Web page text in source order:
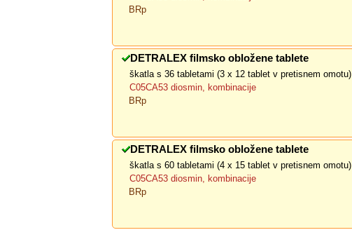
BRp
DETRALEX filmsko obložene tablete
škatla s 36 tabletami (3 x 12 tablet v pretisnem omotu)
C05CA53 diosmin, kombinacije
BRp
DETRALEX filmsko obložene tablete
škatla s 60 tabletami (4 x 15 tablet v pretisnem omotu)
C05CA53 diosmin, kombinacije
BRp